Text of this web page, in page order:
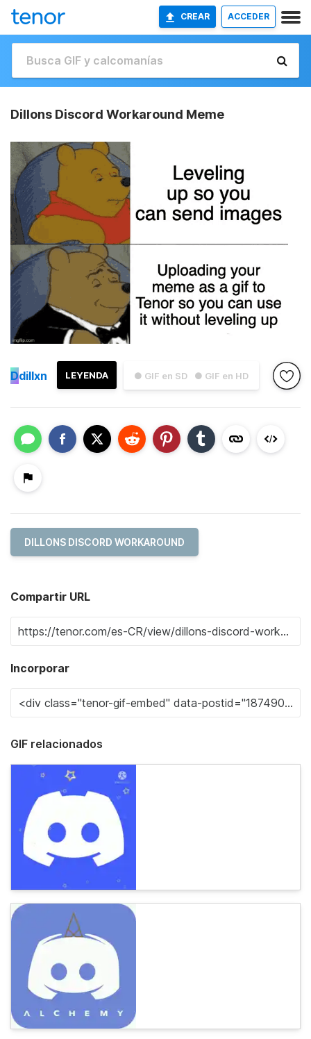
CREAR ACCEDER
Dillons Discord Workaround Meme
● GIF en SD ● GIF en HD
LEYENDA
Ddillxn
DILLONS DISCORD WORKAROUND
Compartir URL
Incorporar
GIF relacionados